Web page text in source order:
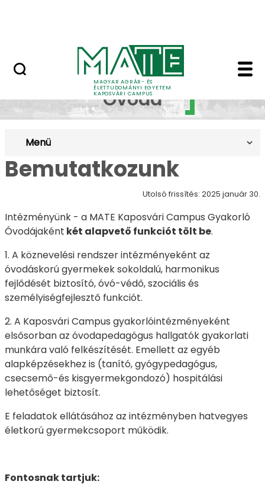
MAGYAR AGRÁR- ÉS
ÉLETTUDOMÁNYI EGYETEM
KAPOSVÁRI CAMPUS
Gyakorló Óvoda -
Gyakorló
Óvoda
Menü
Bemutatkozunk
Utolsó frissítés: 2025 január 30.
Intézményünk - a MATE Kaposvári Campus Gyakorló
Óvodájaként két alapvető funkciót tölt be.
1. A köznevelési rendszer intézményeként az
óvodáskorú gyermekek sokoldalú, harmonikus
fejlődését biztosító, óvó-védő, szociális és
személyiségfejlesztő funkciót.
2. A Kaposvári Campus gyakorlóintézményeként
elsősorban az óvodapedagógus hallgatók gyakorlati
munkára való felkészítését. Emellett az egyéb
alapképzésekhez is (tanító, gyógypedagógus,
csecsemő-és kisgyermekgondozó) hospitálási
lehetőséget biztosít.
E feladatok ellátásához az intézményben hatvegyes
életkorú gyermekcsoport működik.
Fontosnak tartjuk: